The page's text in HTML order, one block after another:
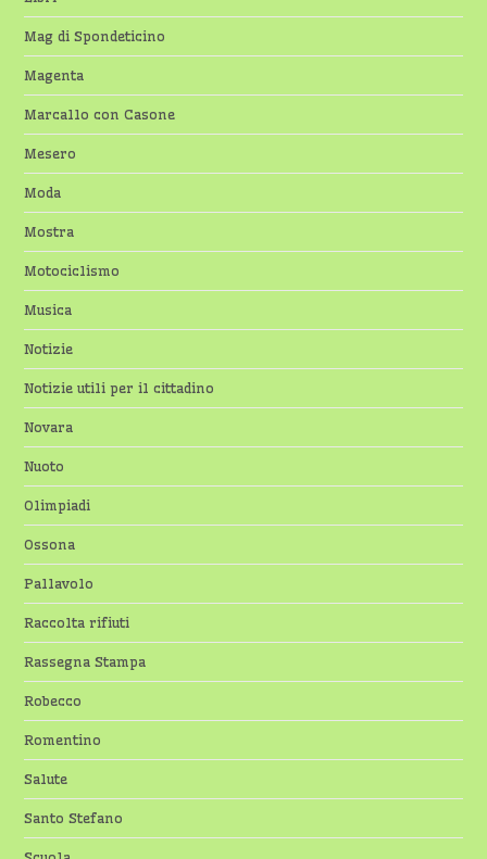
Mag di Spondeticino
Magenta
Marcallo con Casone
Mesero
Moda
Mostra
Motociclismo
Musica
Notizie
Notizie utili per il cittadino
Novara
Nuoto
Olimpiadi
Ossona
Pallavolo
Raccolta rifiuti
Rassegna Stampa
Robecco
Romentino
Salute
Santo Stefano